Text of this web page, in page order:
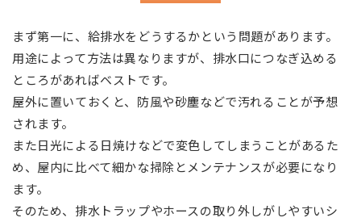
まず第一に、給排水をどうするかという問題があります。
用途によって方法は異なりますが、排水口につなぎ込める
ところがあればベストです。
屋外に置いておくと、防風や砂塵などで汚れることが予想
されます。
また日光による日焼けなどで変色してしまうことがあるた
め、屋内に比べて細かな掃除とメンテナンスが必要になり
ます。
そのため、排水トラップやホースの取り外しがしやすいシ